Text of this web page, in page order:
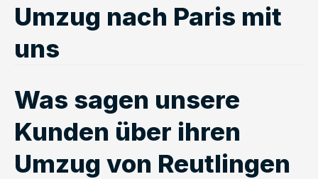
Umzug nach Paris mit
uns
Was sagen unsere
Kunden über ihren
Umzug von Reutlingen